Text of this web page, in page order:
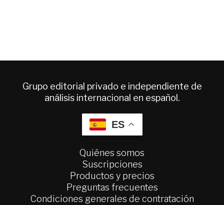
Grupo editorial privado e independiente de
análisis internacional en español.
ES
Quiénes somos
Suscripciones
Productos y precios
Preguntas frecuentes
Condiciones generales de contratación